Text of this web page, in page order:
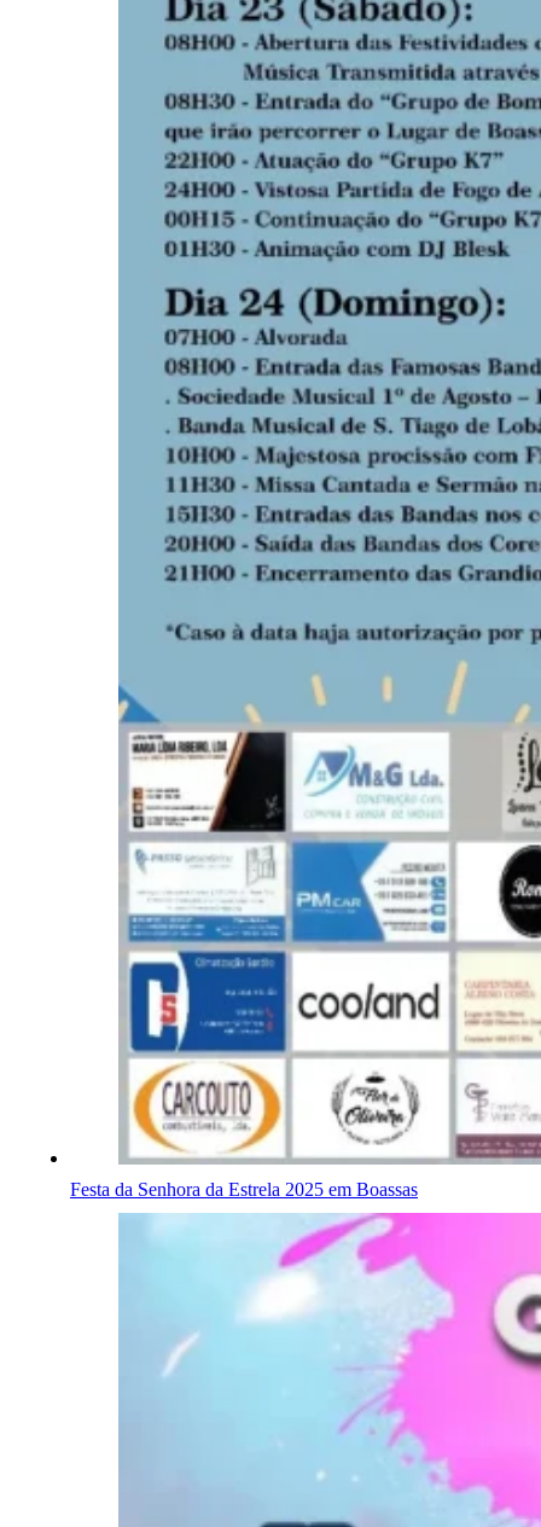
Festa da Senhora da Estrela 2025 em Boassas